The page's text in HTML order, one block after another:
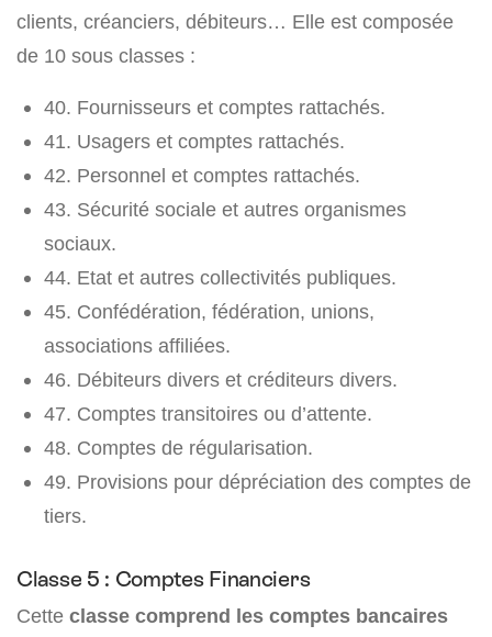
clients, créanciers, débiteurs… Elle est composée
de 10 sous classes :
40. Fournisseurs et comptes rattachés.
41. Usagers et comptes rattachés.
42. Personnel et comptes rattachés.
43. Sécurité sociale et autres organismes
sociaux.
44. Etat et autres collectivités publiques.
45. Confédération, fédération, unions,
associations affiliées.
46. Débiteurs divers et créditeurs divers.
47. Comptes transitoires ou d’attente.
48. Comptes de régularisation.
49. Provisions pour dépréciation des comptes de
tiers.
Classe 5 : Comptes Financiers
Cette classe comprend les comptes bancaires